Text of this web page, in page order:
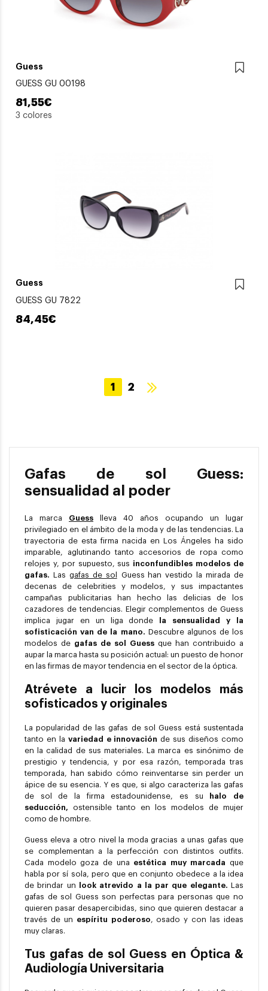
Guess
GUESS GU 00198
81,55€
3 colores
Guess
GUESS GU 7822
84,45€
1 2
Gafas de sol Guess:
sensualidad al poder
La marca Guess
lleva 40 años ocupando un lugar
privilegiado en el ámbito de la moda y de las tendencias. La
trayectoria de esta firma nacida en Los Ángeles ha sido
imparable, aglutinando tanto accesorios de ropa como
relojes y, por supuesto, sus inconfundibles modelos de
gafas. Las gafas de sol
Guess han vestido la mirada de
decenas de celebrities y modelos, y sus impactantes
campañas publicitarias han hecho las delicias de los
cazadores de tendencias. Elegir complementos de Guess
implica jugar en un liga donde
la sensualidad y la
sofisticación van de la mano. Descubre algunos de los
modelos de gafas de sol Guess que han contribuido a
aupar la marca hasta su posición actual: un puesto de honor
en las firmas de mayor tendencia en el sector de la óptica.
Atrévete a lucir los modelos más
sofisticados y originales
La popularidad de las gafas de sol Guess está sustentada
tanto en la variedad e innovación de sus diseños como
en la calidad de sus materiales. La marca es sinónimo de
prestigio y tendencia, y por esa razón, temporada tras
temporada, han sabido cómo reinventarse sin perder un
ápice de su esencia. Y es que, si algo caracteriza las gafas
de sol de la firma estadounidense, es su
halo de
seducción, ostensible tanto en los modelos de mujer
como de hombre.
Guess eleva a otro nivel la moda gracias a unas gafas que
se complementan a la perfección con distintos outfits.
Cada modelo goza de una estética muy marcada que
habla por sí sola, pero que en conjunto obedece a la idea
de brindar un
look atrevido a la par que elegante. Las
gafas de sol Guess son perfectas para personas que no
quieren pasar desapercibidas, sino que quieren destacar a
través de un
espíritu poderoso, osado y con las ideas
muy claras.
Tus gafas de sol Guess en Óptica &
Audiología Universitaria